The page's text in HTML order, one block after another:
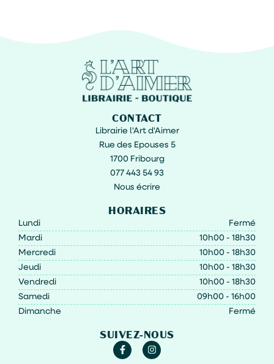
CONTACT
Librairie l'Art d'Aimer
Rue des Epouses 5
1700 Fribourg
077 443 54 93
Nous écrire
HORAIRES
Lundi
Fermé
Mardi
10h00 - 18h30
Mercredi
10h00 - 18h30
Jeudi
10h00 - 18h30
Vendredi
10h00 - 18h30
Samedi
09h00 - 16h00
Dimanche
Fermé
SUIVEZ-NOUS